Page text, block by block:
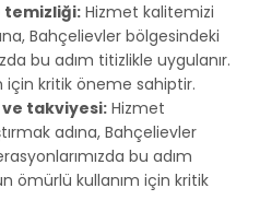
temizliği: Hizmet kalitemizi
Bahçelievler bölgesindeki
bu adım titizlikle uygulanır.
için kritik öneme sahiptir.
ve takviyesi: Hizmet
adına, Bahçelievler
bu adım
ömürlü kullanım için kritik